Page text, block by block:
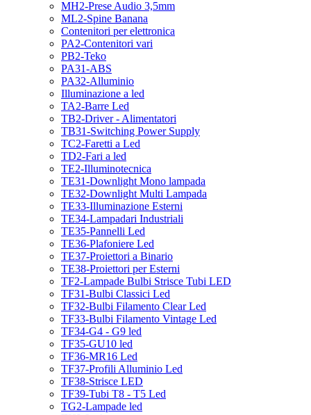
MH2-Prese Audio 3,5mm
ML2-Spine Banana
Contenitori per elettronica
PA2-Contenitori vari
PB2-Teko
PA31-ABS
PA32-Alluminio
Illuminazione a led
TA2-Barre Led
TB2-Driver - Alimentatori
TB31-Switching Power Supply
TC2-Faretti a Led
TD2-Fari a led
TE2-Illuminotecnica
TE31-Downlight Mono lampada
TE32-Downlight Multi Lampada
TE33-Illuminazione Esterni
TE34-Lampadari Industriali
TE35-Pannelli Led
TE36-Plafoniere Led
TE37-Proiettori a Binario
TE38-Proiettori per Esterni
TF2-Lampade Bulbi Strisce Tubi LED
TF31-Bulbi Classici Led
TF32-Bulbi Filamento Clear Led
TF33-Bulbi Filamento Vintage Led
TF34-G4 - G9 led
TF35-GU10 led
TF36-MR16 Led
TF37-Profili Alluminio Led
TF38-Strisce LED
TF39-Tubi T8 - T5 Led
TG2-Lampade led